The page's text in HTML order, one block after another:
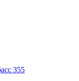
355